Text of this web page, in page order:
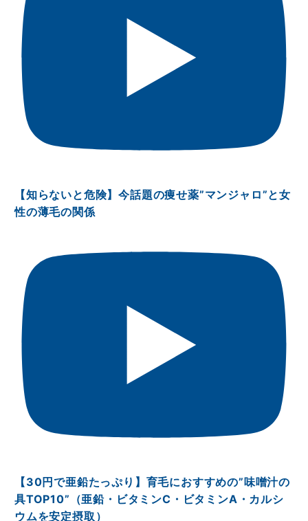
【知らないと危険】今話題の痩せ薬”マンジャロ”と女
性の薄毛の関係
【30円で亜鉛たっぷり】育毛におすすめの”味噌汁の
具TOP10”（亜鉛・ビタミンⅭ・ビタミンA・カルシ
ウムを安定摂取）